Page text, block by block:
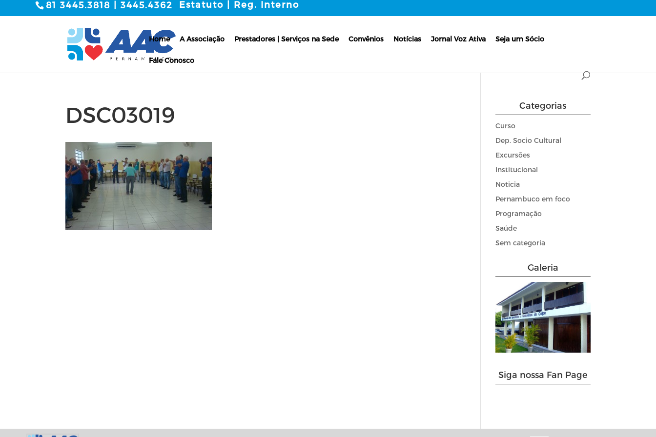
81 3445.3818 | 3445.4362 Estatuto | Reg. Interno
Home A Associação Prestadores | Serviços na Sede Convênios Notícias Jornal Voz Ativa Seja um Sócio
Fale Conosco
DSC03019 Categorias
Curso
Dep. Socio Cultural
Excursões
Institucional
Noticia
Pernambuco em foco
Programação
Saúde
Sem categoria
Galeria
Siga nossa Fan Page